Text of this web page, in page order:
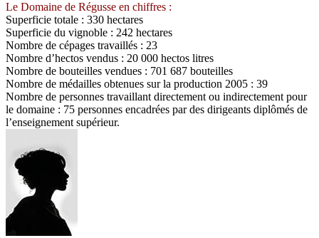
Le Domaine de Régusse en chiffres :
Superficie totale : 330 hectares
Superficie du vignoble : 242 hectares
Nombre de cépages travaillés : 23
Nombre d’hectos vendus : 20 000 hectos litres
Nombre de bouteilles vendues : 701 687 bouteilles
Nombre de médailles obtenues sur la production 2005 : 39
Nombre de personnes travaillant directement ou indirectement pour
le domaine : 75 personnes encadrées par des dirigeants diplômés de
l’enseignement supérieur.